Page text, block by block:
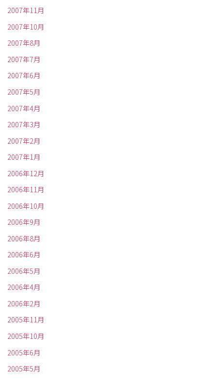
2007年11月
2007年10月
2007年8月
2007年7月
2007年6月
2007年5月
2007年4月
2007年3月
2007年2月
2007年1月
2006年12月
2006年11月
2006年10月
2006年9月
2006年8月
2006年6月
2006年5月
2006年4月
2006年2月
2005年11月
2005年10月
2005年6月
2005年5月